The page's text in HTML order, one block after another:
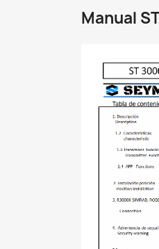
Manual